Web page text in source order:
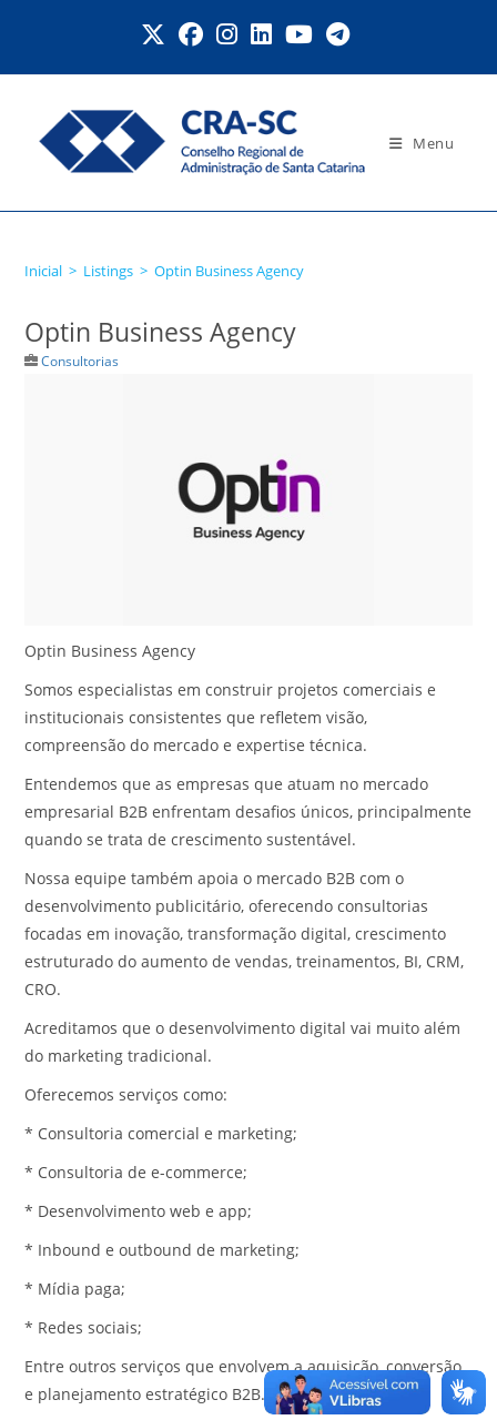
Menu
Inicial > Listings > Optin Business Agency
Optin Business Agency
Consultorias
Optin Business Agency
Somos especialistas em construir projetos comerciais e
institucionais consistentes que refletem visão,
compreensão do mercado e expertise técnica.
Entendemos que as empresas que atuam no mercado
empresarial B2B enfrentam desafios únicos, principalmente
quando se trata de crescimento sustentável.
Nossa equipe também apoia o mercado B2B com o
desenvolvimento publicitário, oferecendo consultorias
focadas em inovação, transformação digital, crescimento
estruturado do aumento de vendas, treinamentos, BI, CRM,
CRO.
Acreditamos que o desenvolvimento digital vai muito além
do marketing tradicional.
Oferecemos serviços como:
* Consultoria comercial e marketing;
* Consultoria de e-commerce;
* Desenvolvimento web e app;
* Inbound e outbound de marketing;
* Mídia paga;
* Redes sociais;
Entre outros serviços que envolvem a aquisição, conversão
e planejamento estratégico B2B.